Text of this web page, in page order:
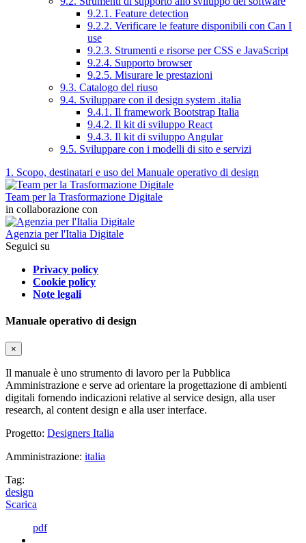
9.2.1. Feature detection
9.2.2. Verificare le feature disponibili con Can I
use
9.2.3. Strumenti e risorse per CSS e JavaScript
9.2.4. Supporto browser
9.2.5. Misurare le prestazioni
9.3. Catalogo del riuso
9.4. Sviluppare con il design system .italia
9.4.1. Il framework Bootstrap Italia
9.4.2. Il kit di sviluppo React
9.4.3. Il kit di sviluppo Angular
9.5. Sviluppare con i modelli di sito e servizi
1. Scopo, destinatari e uso del Manuale operativo di design
Team per la Trasformazione Digitale
in collaborazione con
Agenzia per l'Italia Digitale
Seguici su
Privacy policy
Cookie policy
Note legali
Manuale operativo di design
×
Il manuale è uno strumento di lavoro per la Pubblica
Amministrazione e serve ad orientare la progettazione di ambienti
digitali fornendo indicazioni relative al service design, alla user
research, al content design e alla user interface.
Progetto: Designers Italia
Amministrazione: italia
Tag:
design
Scarica
pdf